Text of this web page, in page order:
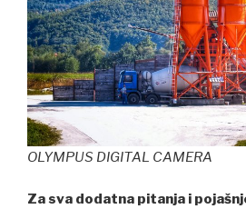
OLYMPUS DIGITAL CAMERA
Za sva dodatna pitanja i